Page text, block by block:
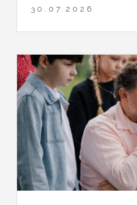
30.07.2026